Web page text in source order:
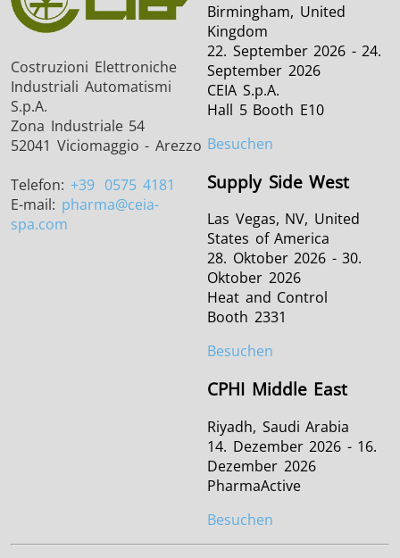
Costruzioni Elettroniche
Industriali Automatismi
S.p.A.
Zona Industriale 54
52041 Viciomaggio - Arezzo
Telefon: +39 0575 4181
E-mail: pharma@ceia-
spa.com
Birmingham, United
Kingdom
22. September 2026 - 24.
September 2026
CEIA S.p.A.
Hall 5 Booth E10
Besuchen
Supply Side West
Las Vegas, NV, United
States of America
28. Oktober 2026 - 30.
Oktober 2026
Heat and Control
Booth 2331
Besuchen
CPHI Middle East
Riyadh, Saudi Arabia
14. Dezember 2026 - 16.
Dezember 2026
PharmaActive
Besuchen